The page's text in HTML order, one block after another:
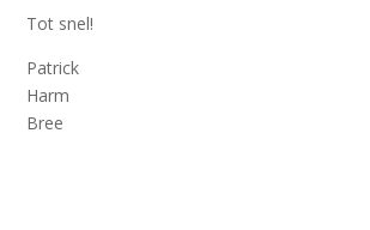
Tot snel!
Patrick
Harm
Bree